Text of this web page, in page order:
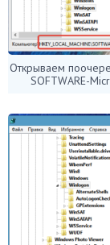
Открываем
SOFTWARE-